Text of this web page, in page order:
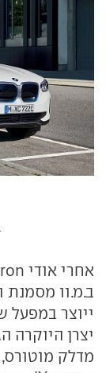
אחרי אודי e-tron, יגואר i-Pace ו
ייוצר במפעל
יצרן היוקרה
מדלק מוטורס,